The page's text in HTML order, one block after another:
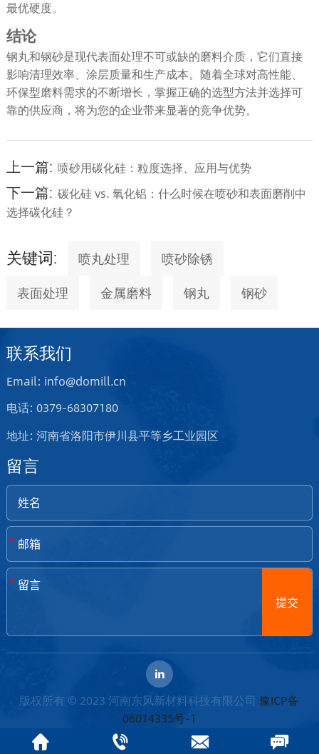
最优硬度。
结论
钢丸和钢砂是现代表面处理不可或缺的磨料介质，它们直接
影响清理效率、涂层质量和生产成本。随着全球对高性能、
环保型磨料需求的不断增长，掌握正确的选型方法并选择可
靠的供应商，将为您的企业带来显著的竞争优势。
上一篇: 喷砂用碳化硅：粒度选择、应用与优势
下一篇: 碳化硅 vs. 氧化铝：什么时候在喷砂和表面磨削中
选择碳化硅？
关键词: 喷丸处理
喷砂除锈
表面处理
金属磨料 钢丸 钢砂
联系我们
Email: info@domill.cn
电话: 0379-68307180
地址: 河南省洛阳市伊川县平等乡工业园区
留言
*
*
提交
版权所有 © 2023 河南东风新材料科技有限公司豫ICP备
06014335号-1